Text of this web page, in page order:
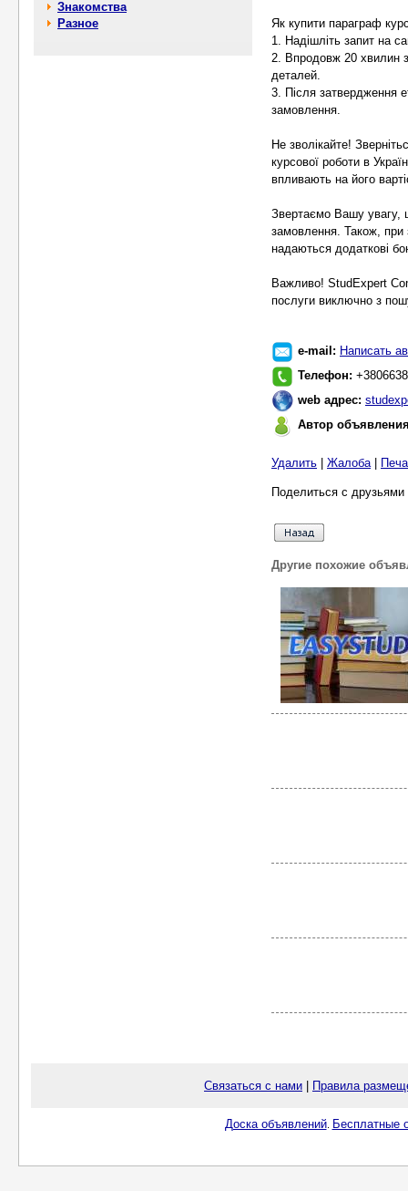
Знакомства
Разное
Як купити параграф
1. Надішліть запит на
2. Впродовж 20 хвилин
деталей.
3. Після затвердження
замовлення.
Не зволікайте!
курсової роботи в
впливають на його
Звертаємо Вашу увагу,
замовлення. Також, при
надаються додаткові
Важливо! StudExpert
послуги виключно з
e-mail: Написать
Телефон:
web адрес:
Автор
Удалить Жалоба|
Поделиться с
Другие похожие
Связаться с нами Правила
Доска объявлений. Бесплатные